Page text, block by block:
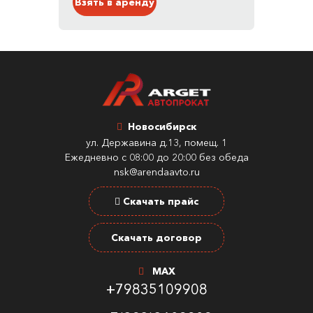
Новосибирск
ул. Державина д.13, помещ. 1
Ежедневно с 08:00 до 20:00 без обеда
nsk@arendaavto.ru
Скачать прайс
Скачать договор
MAX
+79835109908